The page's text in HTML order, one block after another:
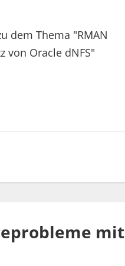
dem Thema "RMAN
von Oracle dNFS"
mit